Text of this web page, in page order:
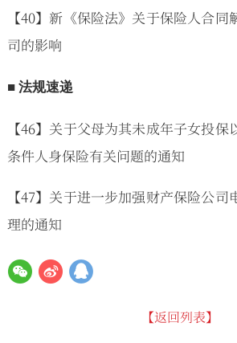
【40】新《保险法》关于保险人合
司的影响
■ 法规速递
【46】关于父母为其未成年子女投
条件人身保险有关问题的通知
【47】关于进一步加强财产保险公
理的通知
【返回列表】